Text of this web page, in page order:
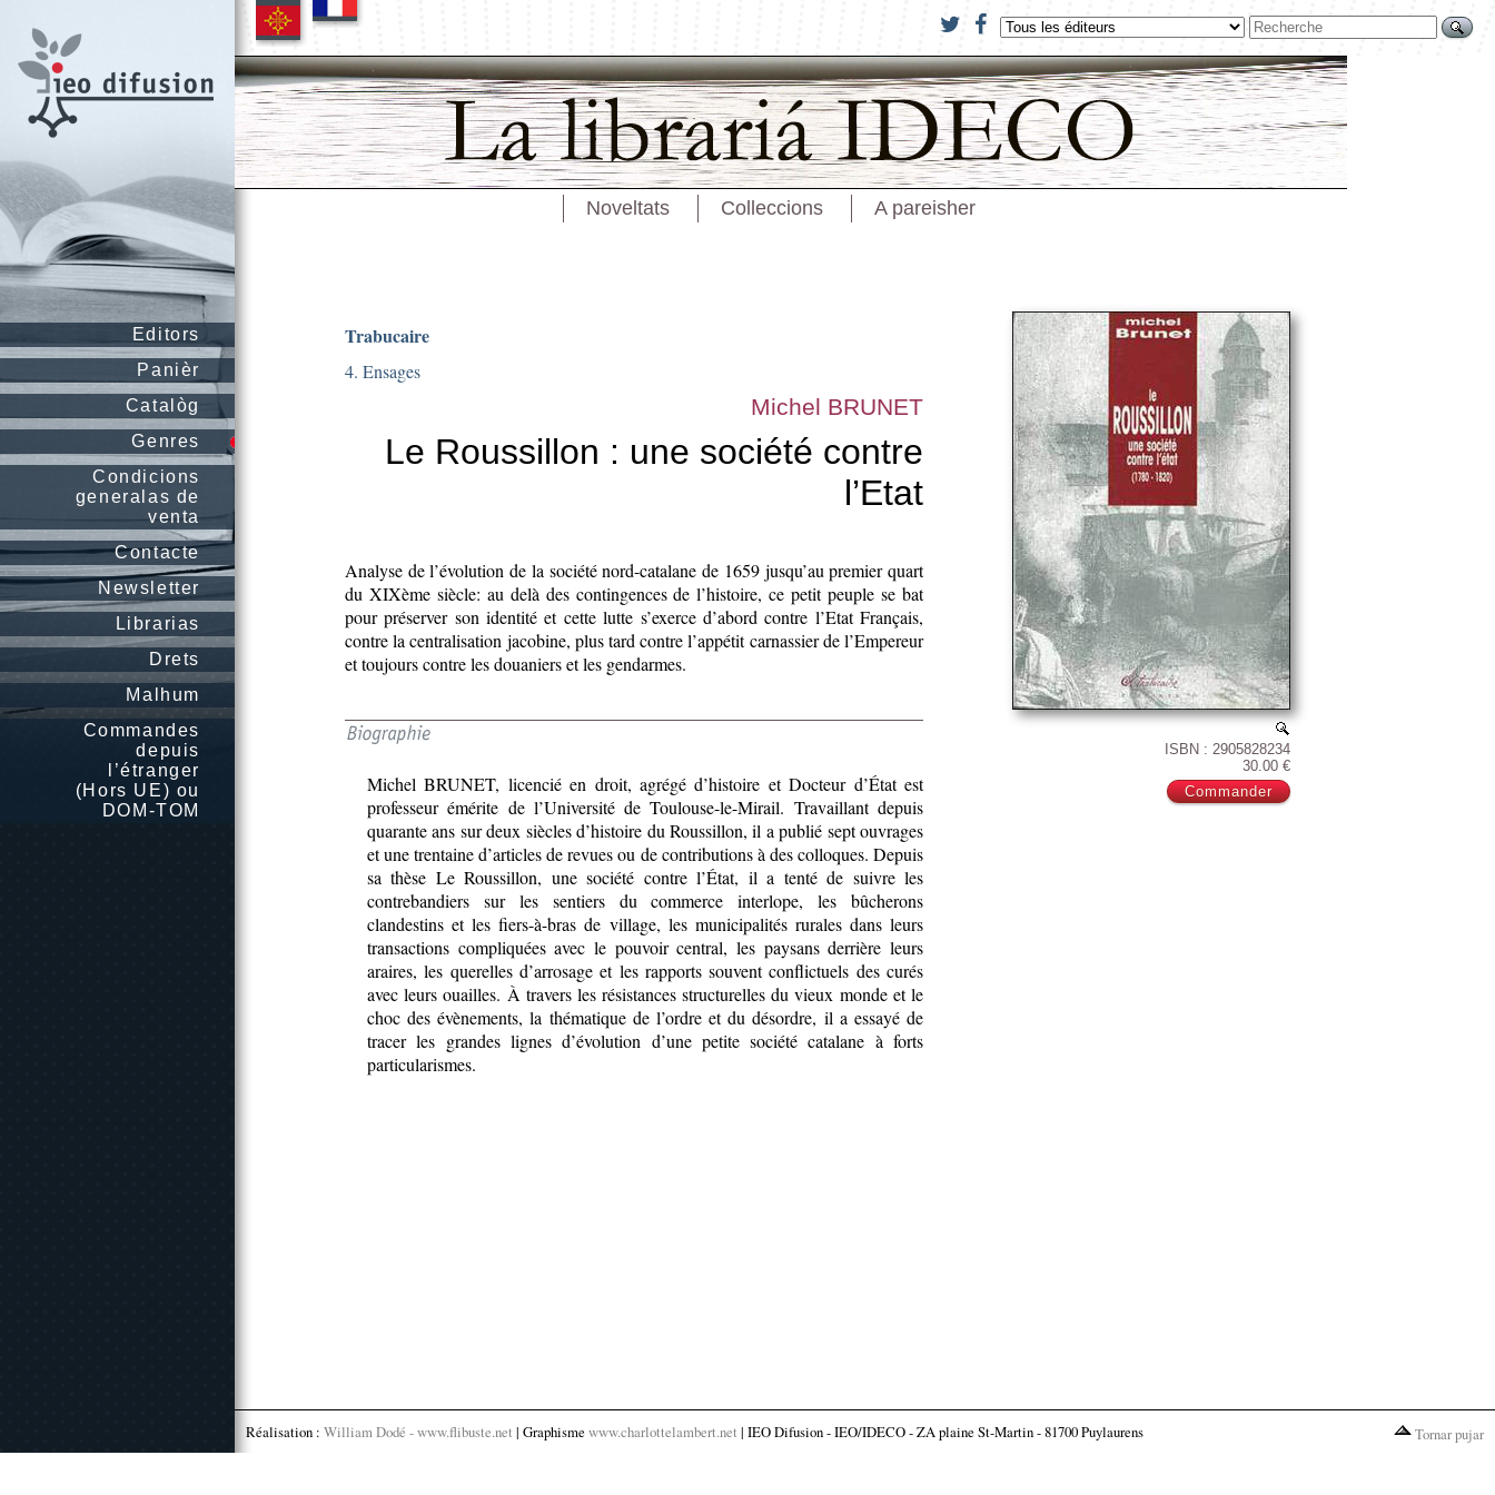
Editors
Panièr
Catalòg
Genres
Condicions
generalas de
venta
Contacte
Newsletter
Librarias
Drets
Malhum
Commandes
depuis
l’étranger
(Hors UE) ou
DOM-TOM
Noveltats Colleccions A pareisher
ISBN : 2905828234
30.00 €
Trabucaire
4. Ensages
Michel BRUNET
Le Roussillon : une société contre
l’Etat
Analyse de l’évolution de la société nord-catalane de 1659 jusqu’au premier quart
du XIXème siècle: au delà des contingences de l’histoire, ce petit peuple se bat
pour préserver son identité et cette lutte s’exerce d’abord contre l’Etat Français,
contre la centralisation jacobine, plus tard contre l’appétit carnassier de l’Empereur
et toujours contre les douaniers et les gendarmes.
Michel BRUNET, licencié en droit, agrégé d’histoire et Docteur d’État est
professeur émérite de l’Université de Toulouse-le-Mirail. Travaillant depuis
quarante ans sur deux siècles d’histoire du Roussillon, il a publié sept ouvrages
et une trentaine d’articles de revues ou de contributions à des colloques. Depuis
sa thèse Le Roussillon, une société contre l’État, il a tenté de suivre les
contrebandiers sur les sentiers du commerce interlope, les bûcherons
clandestins et les fiers-à-bras de village, les municipalités rurales dans leurs
transactions compliquées avec le pouvoir central, les paysans derrière leurs
araires, les querelles d’arrosage et les rapports souvent conflictuels des curés
avec leurs ouailles. À travers les résistances structurelles du vieux monde et le
choc des évènements, la thématique de l’ordre et du désordre, il a essayé de
tracer les grandes lignes d’évolution d’une petite société catalane à forts
particularismes.
Réalisation : William Dodé - www.flibuste.net | Graphisme www.charlottelambert.net | IEO Difusion - IEO/IDECO - ZA plaine St-Martin - 81700 Puylaurens Tornar pujar